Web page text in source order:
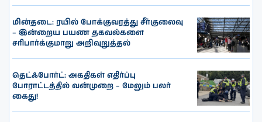
மின்தடை: ரயில் போக்குவரத்து சீர்குலைவு
– இன்றைய பயண தகவல்களை
சரிபார்க்குமாறு அறிவுறுத்தல்
தெட்ஃபோர்ட்: அகதிகள் எதிர்ப்பு
போராட்டத்தில் வன்முறை – மேலும் பலர்
கைது!